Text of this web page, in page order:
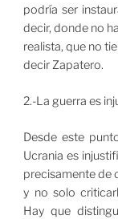
podría ser
decir, donde no
realista, que no
decir Zapatero.
2.-La guerra es
Desde este
Ucrania es
precisamente de
y no solo
Hay que